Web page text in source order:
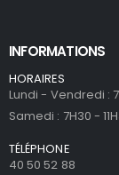
INFORMATIONS
HORAIRES
Lundi - Vendredi :
Samedi : 7H30 -
TÉLÉPHONE
40 50 52 88